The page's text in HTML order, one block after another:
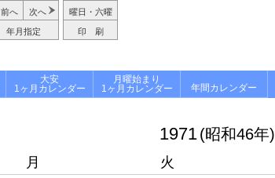
前へ 次へ
年月指定
曜日・六曜
印 刷
大安
1ヶ月カレンダー
月曜始まり
1ヶ月カレンダー
年間カレンダー
1971(昭和46年)
月 火